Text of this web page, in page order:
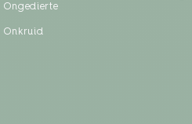
Ongedierte
Onkruid